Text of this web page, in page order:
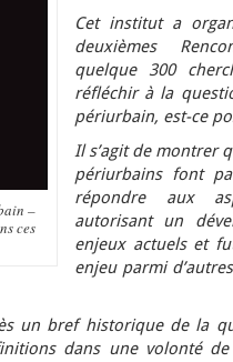
–
ces
Cet institut a
deuxièmes
quelque 300
réfléchir à la
périurbain, est-ce
Il s’agit de montrer
périurbains font
répondre aux
autorisant un
enjeux actuels et
enjeu parmi
un bref historique de la
dans une volonté de